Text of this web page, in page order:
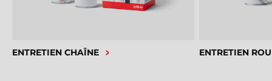
ENTRETIEN CHAÎNE ENTRETIEN